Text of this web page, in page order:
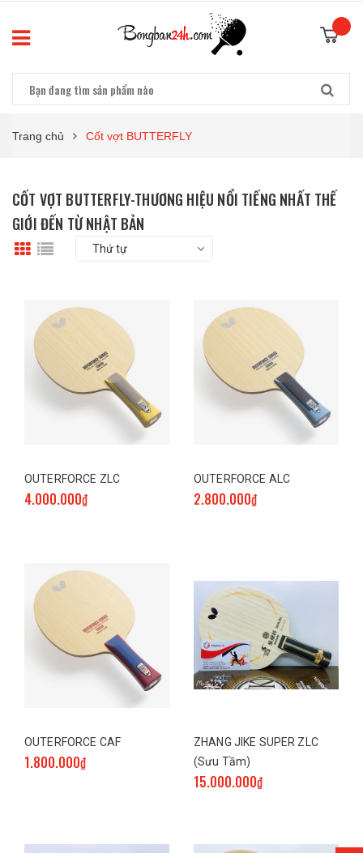
Trang chủ Cốt vợt BUTTERFLY
CỐT VỢT BUTTERFLY-THƯƠNG HIỆU NỔI TIẾNG NHẤT THẾ
GIỚI ĐẾN TỪ NHẬT BẢN
Thứ tự
OUTERFORCE ZLC
4.000.000₫
OUTERFORCE ALC
2.800.000₫
OUTERFORCE CAF
1.800.000₫
ZHANG JIKE SUPER ZLC
(Sưu Tầm)
15.000.000₫